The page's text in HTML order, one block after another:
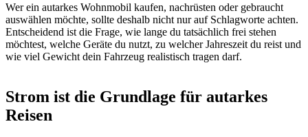
Wer ein autarkes Wohnmobil kaufen, nachrüsten oder gebraucht
auswählen möchte, sollte deshalb nicht nur auf Schlagworte achten.
Entscheidend ist die Frage, wie lange du tatsächlich frei stehen
möchtest, welche Geräte du nutzt, zu welcher Jahreszeit du reist und
wie viel Gewicht dein Fahrzeug realistisch tragen darf.
Strom ist die Grundlage für autarkes
Reisen